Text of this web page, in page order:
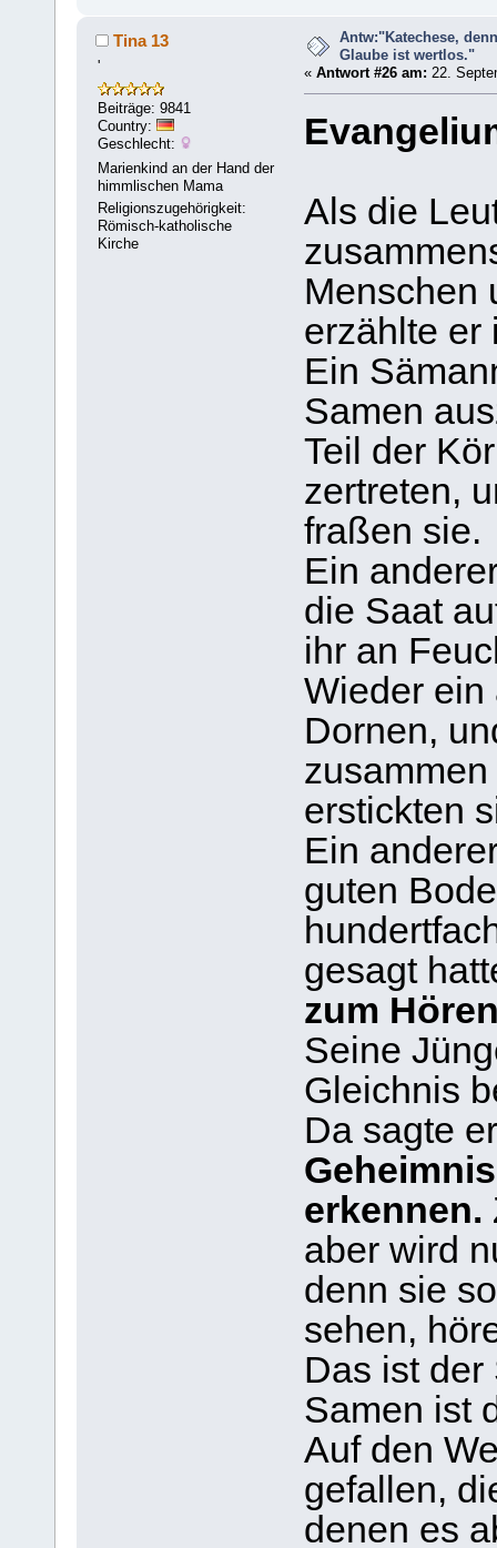
Tina 13
'
Beiträge: 9841
Country:
Geschlecht:
Marienkind an der Hand der
himmlischen Mama
Religionszugehörigkeit:
Römisch-katholische
Kirche
Antw:"Katechese,
Glaube ist wertlos."
« Antwort #26 am: 22.
Als die
Menschen
erzählte er
Ein
Samen
Teil der
zertreten,
fraßen sie.
Ein
die Saat
ihr an
Wieder ein
Dornen,
erstickten
Ein
guten
gesagt
zum
Seine
Gleichnis
Da sagte
erkennen.
aber wird
denn sie
sehen,
Das ist
Samen ist
Auf den
gefallen,
denen es